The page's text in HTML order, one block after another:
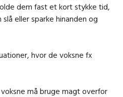
dem fast et kort stykke tid,
eller sparke hinanden og
hvor de voksne fx
må bruge magt overfor